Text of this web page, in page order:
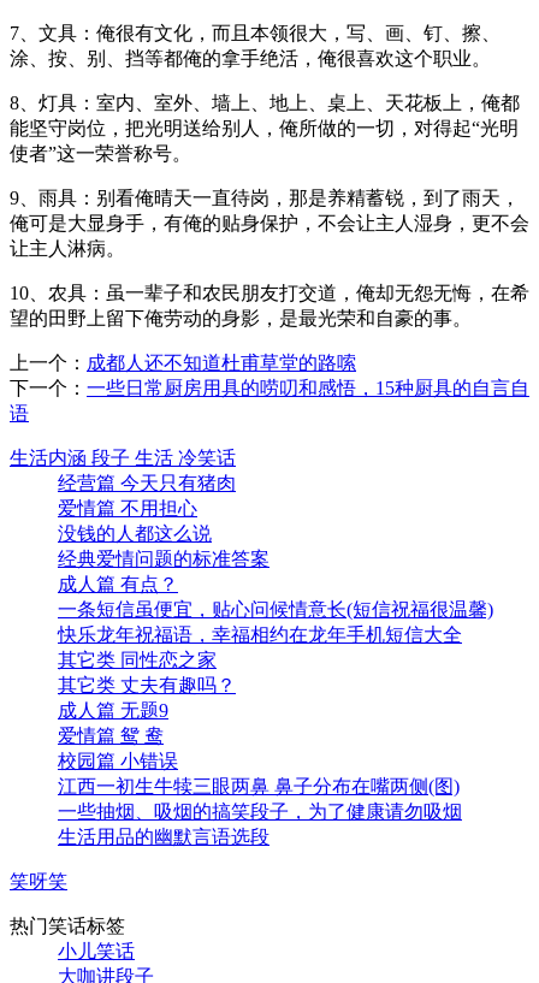
7、文具：俺很有文化，而且本领很大，写、画、钉、擦、
涂、按、别、挡等都俺的拿手绝活，俺很喜欢这个职业。
8、灯具：室内、室外、墙上、地上、桌上、天花板上，俺都
能坚守岗位，把光明送给别人，俺所做的一切，对得起“光明
使者”这一荣誉称号。
9、雨具：别看俺晴天一直待岗，那是养精蓄锐，到了雨天，
俺可是大显身手，有俺的贴身保护，不会让主人湿身，更不会
让主人淋病。
10、农具：虽一辈子和农民朋友打交道，俺却无怨无悔，在希
望的田野上留下俺劳动的身影，是最光荣和自豪的事。
上一个： 成都人还不知道杜甫草堂的路嗦
下一个： 一些日常厨房用具的唠叨和感悟，15种厨具的自言自
语
生活内涵 段子 生活 冷笑话
经营篇 今天只有猪肉
爱情篇 不用担心
没钱的人都这么说
经典爱情问题的标准答案
成人篇 有点？
一条短信虽便宜，贴心问候情意长(短信祝福很温馨)
快乐龙年祝福语，幸福相约在龙年手机短信大全
其它类 同性恋之家
其它类 丈夫有趣吗？
成人篇 无题9
爱情篇 鸳 鸯
校园篇 小错误
江西一初生牛犊三眼两鼻 鼻子分布在嘴两侧(图)
一些抽烟、吸烟的搞笑段子，为了健康请勿吸烟
生活用品的幽默言语选段
笑呀笑
热门笑话标签
小儿笑话
大咖讲段子